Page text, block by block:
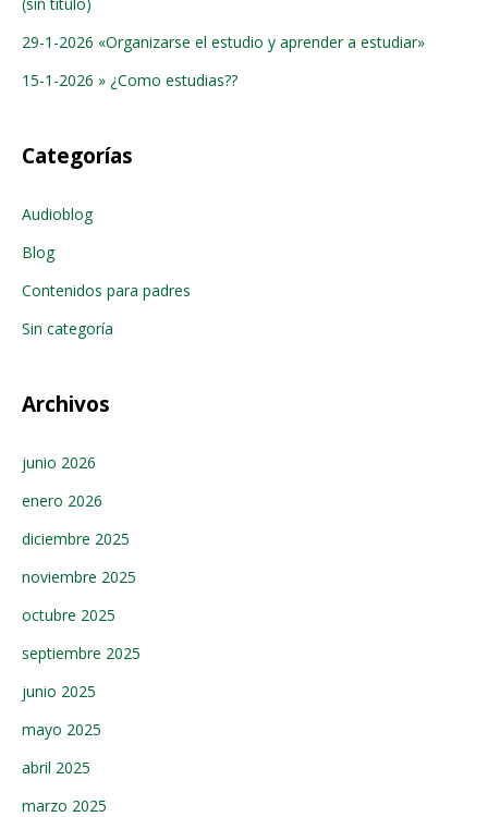
29-1-2026 «Organizarse el estudio y aprender a estudiar»
15-1-2026 » ¿Como estudias??
Categorías
Audioblog
Blog
Contenidos para padres
Sin categoría
Archivos
junio 2026
enero 2026
diciembre 2025
noviembre 2025
octubre 2025
septiembre 2025
junio 2025
mayo 2025
abril 2025
marzo 2025